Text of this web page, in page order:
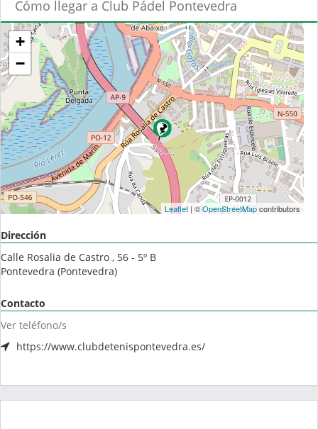
Cómo llegar a Club Pádel Pontevedra
+
−
Leaflet| ©OpenStreetMapcontributors
Dirección
Calle Rosalia de Castro , 56 - 5º B
Pontevedra (Pontevedra)
Contacto
Ver teléfono/s
https://www.clubdetenispontevedra.es/